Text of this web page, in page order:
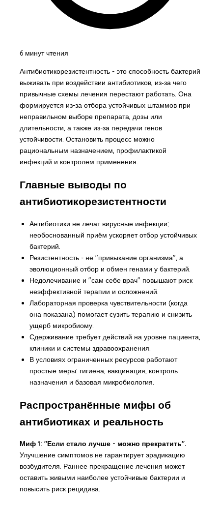
6 минут чтения
Антибиотикорезистентность - это способность бактерий
выживать при воздействии антибиотиков, из‑за чего
привычные схемы лечения перестают работать. Она
формируется из-за отбора устойчивых штаммов при
неправильном выборе препарата, дозы или
длительности, а также из-за передачи генов
устойчивости. Остановить процесс можно
рациональным назначением, профилактикой
инфекций и контролем применения.
Главные выводы по
антибиотикорезистентности
Антибиотики не лечат вирусные инфекции;
необоснованный приём ускоряет отбор устойчивых
бактерий.
Резистентность - не "привыкание организма", а
эволюционный отбор и обмен генами у бактерий.
Недолечивание и "сам себе врач" повышают риск
неэффективной терапии и осложнений.
Лабораторная проверка чувствительности (когда
она показана) помогает сузить терапию и снизить
ущерб микробиому.
Сдерживание требует действий на уровне пациента,
клиники и системы здравоохранения.
В условиях ограниченных ресурсов работают
простые меры: гигиена, вакцинация, контроль
назначения и базовая микробиология.
Распространённые мифы об
антибиотиках и реальность
Миф 1: "Если стало лучше - можно прекратить".
Улучшение симптомов не гарантирует эрадикацию
возбудителя. Раннее прекращение лечения может
оставить живыми наиболее устойчивые бактерии и
повысить риск рецидива.